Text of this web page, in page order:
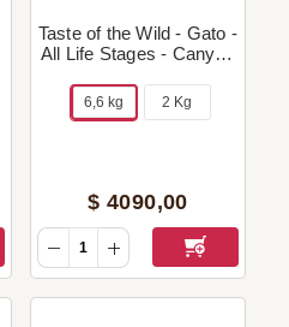
Taste of the Wild - Gato -
All Life Stages - Canyon
Trucha/Salmón) +
Regalo!
6,6 kg 2 Kg
$ 4090,00